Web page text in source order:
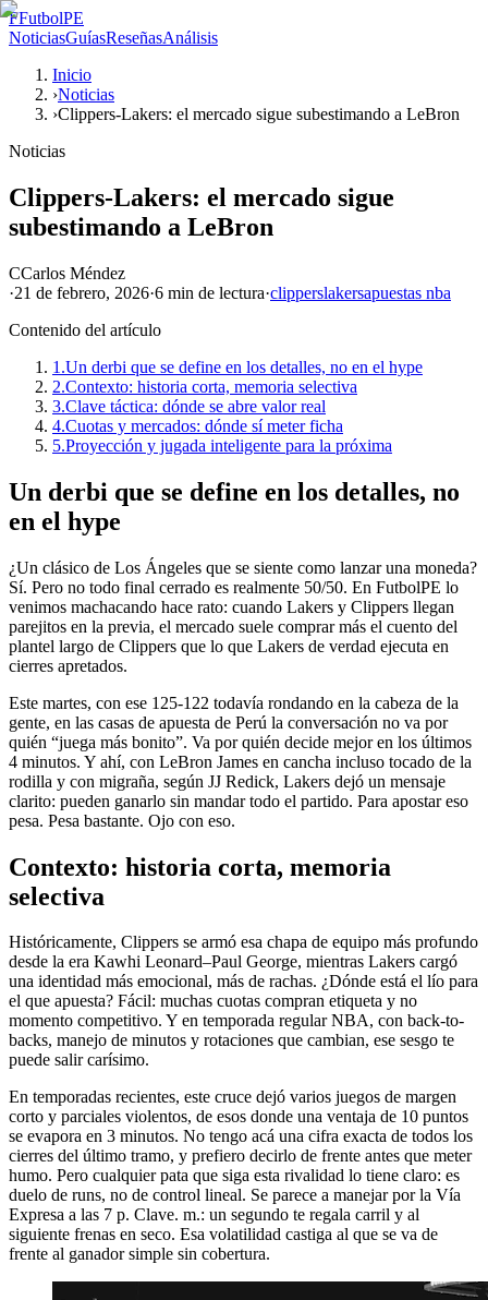
FFutbolPE
NoticiasGuíasReseñasAnálisis
Inicio
›Noticias
›Clippers-Lakers: el mercado sigue subestimando a LeBron
Noticias
Clippers-Lakers: el mercado sigue
subestimando a LeBron
CCarlos Méndez
·21 de febrero, 2026·6 min de lectura·clipperslakersapuestas nba
Contenido del artículo
1.Un derbi que se define en los detalles, no en el hype
2.Contexto: historia corta, memoria selectiva
3.Clave táctica: dónde se abre valor real
4.Cuotas y mercados: dónde sí meter ficha
5.Proyección y jugada inteligente para la próxima
Un derbi que se define en los detalles, no
en el hype
¿Un clásico de Los Ángeles que se siente como lanzar una moneda?
Sí. Pero no todo final cerrado es realmente 50/50. En FutbolPE lo
venimos machacando hace rato: cuando Lakers y Clippers llegan
parejitos en la previa, el mercado suele comprar más el cuento del
plantel largo de Clippers que lo que Lakers de verdad ejecuta en
cierres apretados.
Este martes, con ese 125-122 todavía rondando en la cabeza de la
gente, en las casas de apuesta de Perú la conversación no va por
quién “juega más bonito”. Va por quién decide mejor en los últimos
4 minutos. Y ahí, con LeBron James en cancha incluso tocado de la
rodilla y con migraña, según JJ Redick, Lakers dejó un mensaje
clarito: pueden ganarlo sin mandar todo el partido. Para apostar eso
pesa. Pesa bastante. Ojo con eso.
Contexto: historia corta, memoria
selectiva
Históricamente, Clippers se armó esa chapa de equipo más profundo
desde la era Kawhi Leonard–Paul George, mientras Lakers cargó
una identidad más emocional, más de rachas. ¿Dónde está el lío para
el que apuesta? Fácil: muchas cuotas compran etiqueta y no
momento competitivo. Y en temporada regular NBA, con back-to-
backs, manejo de minutos y rotaciones que cambian, ese sesgo te
puede salir carísimo.
En temporadas recientes, este cruce dejó varios juegos de margen
corto y parciales violentos, de esos donde una ventaja de 10 puntos
se evapora en 3 minutos. No tengo acá una cifra exacta de todos los
cierres del último tramo, y prefiero decirlo de frente antes que meter
humo. Pero cualquier pata que siga esta rivalidad lo tiene claro: es
duelo de runs, no de control lineal. Se parece a manejar por la Vía
Expresa a las 7 p. Clave. m.: un segundo te regala carril y al
siguiente frenas en seco. Esa volatilidad castiga al que se va de
frente al ganador simple sin cobertura.